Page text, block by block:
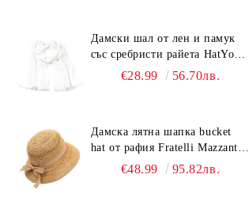
Дамски шал от лен и памук
със сребристи райета HatYou |
90x180 см | Бял
€28.99 56.70лв.
Дамска лятна шапка bucket
hat от рафия Fratelli Mazzanti |
Светлокафяв
€48.99 95.82лв.